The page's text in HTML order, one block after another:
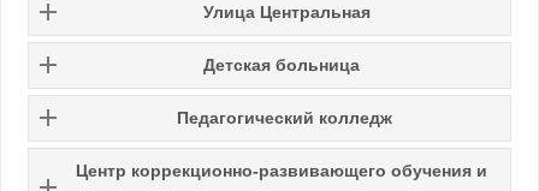
Улица Центральная
Детская больница
Педагогический колледж
Центр коррекционно-развивающего обучения и